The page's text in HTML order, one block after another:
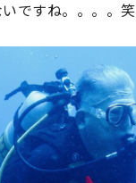
ですね。。。。笑